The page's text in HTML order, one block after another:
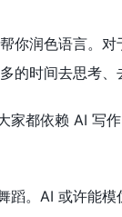
你润色语言。
的时间去思考、
家都依赖 AI 写
。AI 或许能